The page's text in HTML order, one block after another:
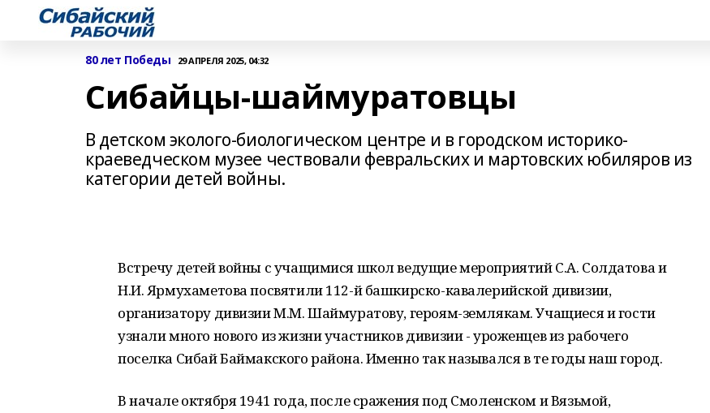
80 лет Победы 29 АПРЕЛЯ 2025, 04:32
Сибайцы-шаймуратовцы
В детском эколого-биологическом центре и в городском историко-
краеведческом музее чествовали февральских и мартовских юбиляров из
категории детей войны.
Встречу детей войны с учащимися школ ведущие мероприятий С.А. Солдатова и
Н.И. Ярмухаметова посвятили 112-й башкирско-кавалерийской дивизии,
организатору дивизии М.М. Шаймуратову, героям-землякам. Учащиеся и гости
узнали много нового из жизни участников дивизии - уроженцев из рабочего
поселка Сибай Баймакского района. Именно так назывался в те годы наш город.
В начале октября 1941 года, после сражения под Смоленском и Вязьмой,